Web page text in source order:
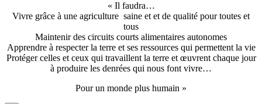
« Il faudra…
Vivre grâce à une agriculture saine et et de qualité pour toutes et
tous
Maintenir des circuits courts alimentaires autonomes
Apprendre à respecter la terre et ses ressources qui permettent la vie
Protéger celles et ceux qui travaillent la terre et œuvrent chaque jour
à produire les denrées qui nous font vivre…
Pour un monde plus humain »